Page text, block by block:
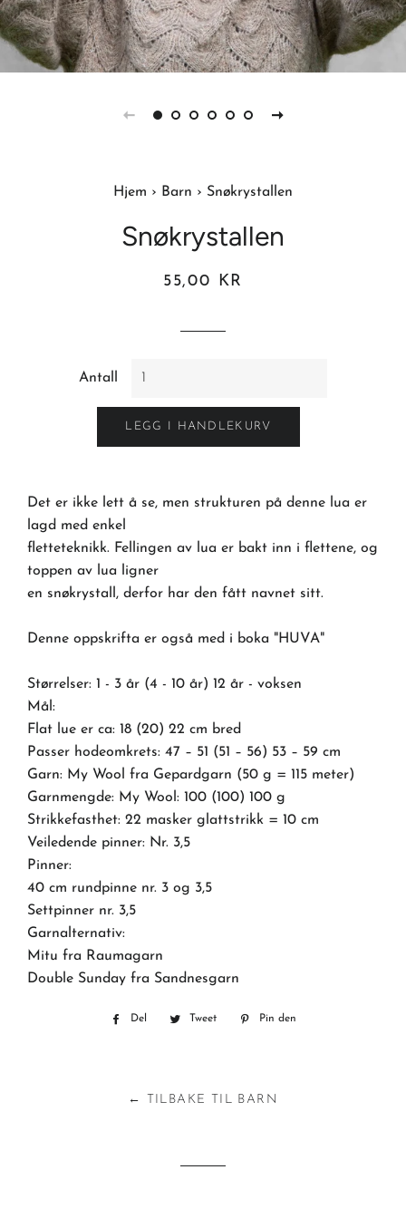
Hjem › Barn › Snøkrystallen
Snøkrystallen
Vanlig
Salgspris
55,00 KR
Antall
LEGG I HANDLEKURV
Det er ikke lett å se, men strukturen på denne lua er
lagd med enkel
fletteteknikk. Fellingen av lua er bakt inn i flettene, og
toppen av lua ligner
en snøkrystall, derfor har den fått navnet sitt.
Denne oppskrifta er også med i boka "HUVA"
Størrelser: 1 - 3 år (4 - 10 år) 12 år - voksen
Mål:
Flat lue er ca: 18 (20) 22 cm bred
Passer hodeomkrets: 47 – 51 (51 – 56) 53 – 59 cm
Garn: My Wool fra Gepardgarn (50 g = 115 meter)
Garnmengde: My Wool: 100 (100) 100 g
Strikkefasthet: 22 masker glattstrikk = 10 cm
Veiledende pinner: Nr. 3,5
Pinner:
40 cm rundpinne nr. 3 og 3,5
Settpinner nr. 3,5
Garnalternativ:
Mitu fra Raumagarn
Double Sunday fra Sandnesgarn
Del
Del
Tweet
Tweet
Pin den
← TILBAKE TIL BARN